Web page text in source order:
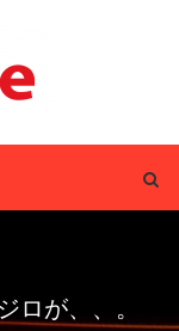
が、、。